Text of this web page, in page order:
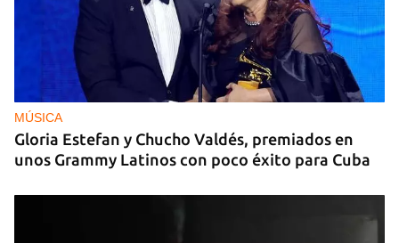
MÚSICA
Gloria Estefan y Chucho Valdés, premiados en
unos Grammy Latinos con poco éxito para Cuba